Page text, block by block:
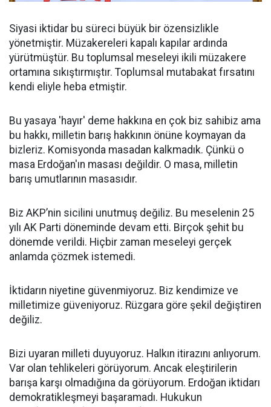
Siyasi iktidar bu süreci büyük bir özensizlikle
yönetmiştir. Müzakereleri kapalı kapılar ardında
yürütmüştür. Bu toplumsal meseleyi ikili müzakere
ortamına sıkıştırmıştır. Toplumsal mutabakat fırsatını
kendi eliyle heba etmiştir.
Bu yasaya 'hayır' deme hakkına en çok biz sahibiz ama
bu hakkı, milletin barış hakkının önüne koymayan da
bizleriz. Komisyonda masadan kalkmadık. Çünkü o
masa Erdoğan'ın masası değildir. O masa, milletin
barış umutlarının masasıdır.
Biz AKP’nin sicilini unutmuş değiliz. Bu meselenin 25
yılı AK Parti döneminde devam etti. Birçok şehit bu
dönemde verildi. Hiçbir zaman meseleyi gerçek
anlamda çözmek istemedi.
İktidarın niyetine güvenmiyoruz. Biz kendimize ve
milletimize güveniyoruz. Rüzgara göre şekil değiştiren
değiliz.
Bizi uyaran milleti duyuyoruz. Halkın itirazını anlıyorum.
Var olan tehlikeleri görüyorum. Ancak eleştirilerin
barışa karşı olmadığına da görüyorum. Erdoğan iktidarı
demokratikleşmeyi başaramadı. Hukukun